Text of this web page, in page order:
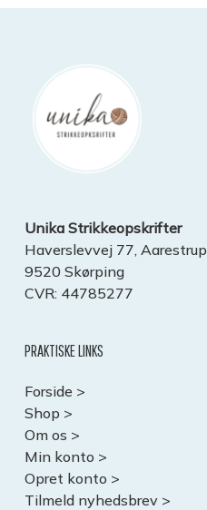
Unika Strikkeopskrifter
Haverslevvej 77, Aarestrup
9520 Skørping
CVR: 44785277
PRAKTISKE LINKS
Forside >
Shop >
Om os >
Min konto >
Opret konto >
Tilmeld nyhedsbrev >